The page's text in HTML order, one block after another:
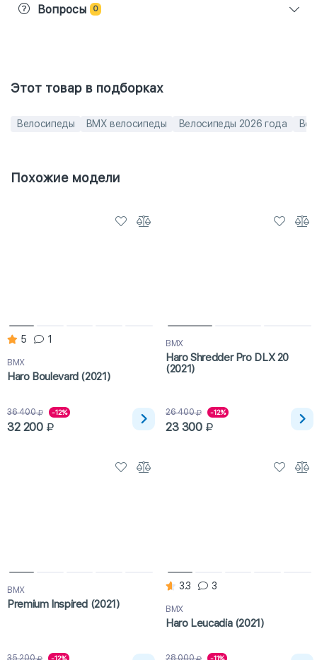
Вопросы 0
Этот товар в подборках
Велосипеды BMX велосипеды Велосипеды 2026 года
Похожие модели
5 1
BMX
Haro Boulevard (2021)
36 400 -12%
32 200
BMX
Haro Shredder Pro DLX 20
(2021)
26 400 -12%
23 300
BMX
Premium Inspired (2021)
-12%
3.3 3
BMX
Haro Leucadia (2021)
-11%